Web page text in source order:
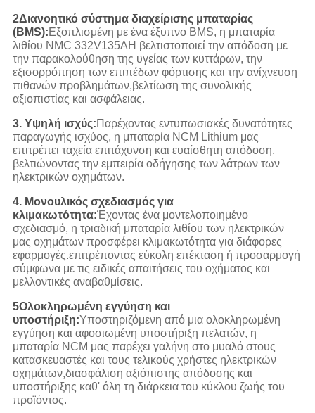
2Διανοητικό σύστημα διαχείρισης μπαταρίας
(BMS):Εξοπλισμένη με ένα έξυπνο BMS, η μπαταρία
λιθίου NMC 332V135AH βελτιστοποιεί την απόδοση με
την παρακολούθηση της υγείας των κυττάρων, την
εξισορρόπηση των επιπέδων φόρτισης και την ανίχνευση
πιθανών προβλημάτων,βελτίωση της συνολικής
αξιοπιστίας και ασφάλειας.
3. Υψηλή ισχύς: Παρέχοντας εντυπωσιακές δυνατότητες
παραγωγής ισχύος, η μπαταρία NCM Lithium μας
επιτρέπει ταχεία επιτάχυνση και ευαίσθητη απόδοση,
βελτιώνοντας την εμπειρία οδήγησης των λάτρων των
ηλεκτρικών οχημάτων.
4. Μονουλικός σχεδιασμός για
κλιμακωτότητα:Έχοντας ένα μοντελοποιημένο
σχεδιασμό, η τριαδική μπαταρία λιθίου των ηλεκτρικών
μας οχημάτων προσφέρει κλιμακωτότητα για διάφορες
εφαρμογές.επιτρέποντας εύκολη επέκταση ή προσαρμογή
σύμφωνα με τις ειδικές απαιτήσεις του οχήματος και
μελλοντικές αναβαθμίσεις.
5Ολοκληρωμένη εγγύηση και
υποστήριξη:Υποστηριζόμενη από μια ολοκληρωμένη
εγγύηση και αφοσιωμένη υποστήριξη πελατών, η
μπαταρία NCM μας παρέχει γαλήνη στο μυαλό στους
κατασκευαστές και τους τελικούς χρήστες ηλεκτρικών
οχημάτων,διασφάλιση αξιόπιστης απόδοσης και
υποστήριξης καθ' όλη τη διάρκεια του κύκλου ζωής του
προϊόντος.